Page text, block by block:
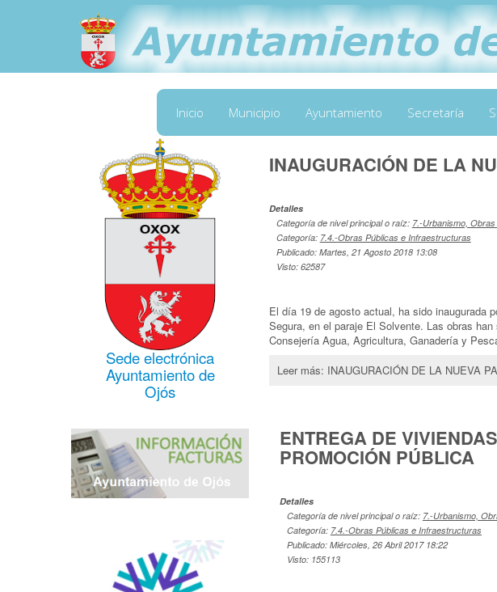
Inicio Municipio Ayuntamiento Secretaría
Sede electrónica
Ayuntamiento de
Ojós
INAUGURACIÓN DE LA
Detalles
Categoría de nivel principal o raíz: 7.-Urbanismo,
Categoría: 7.4.-Obras Públicas e Infraestructuras
Publicado: Martes, 21 Agosto 2018 13:08
Visto: 62587
El día 19 de agosto actual, ha sido inaugurada
Segura, en el paraje El Solvente. Las obras
Consejería Agua, Agricultura, Ganadería y
Leer más: INAUGURACIÓN DE LA NUEVA
ENTREGA DE
PROMOCIÓN PÚBLICA
Detalles
Categoría de nivel principal o raíz: 7.-Urbanismo,
Categoría: 7.4.-Obras Públicas e Infraestructuras
Publicado: Miércoles, 26 Abril 2017 18:22
Visto: 155113